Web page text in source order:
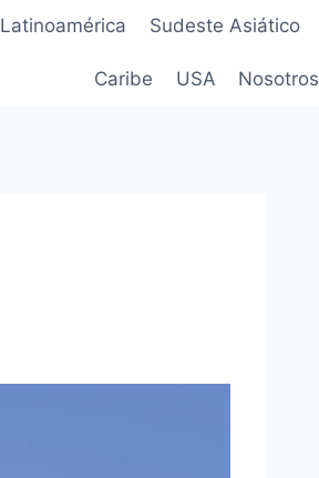
Latinoamérica Sudeste Asiático
Caribe USA Nosotros